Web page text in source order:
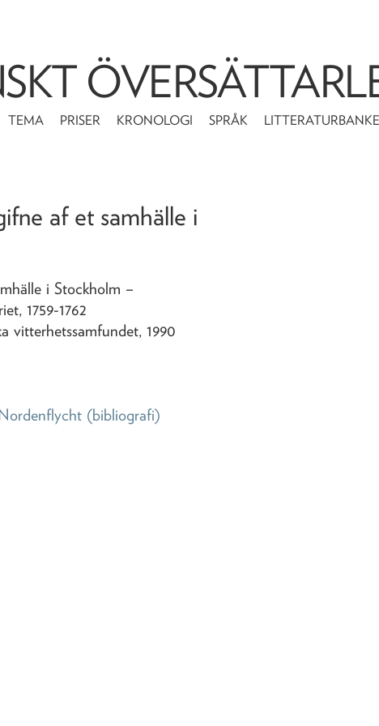
TEMA PRISER KRONOLOGI SPRÅK
af et samhälle i
i Stockholm –
1759-1762
vitterhetssamfundet, 1990
(bibliografi)